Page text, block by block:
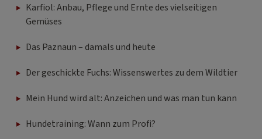
Karfiol: Anbau, Pflege und Ernte des vielseitigen
Gemüses
Das Paznaun – damals und heute
Der geschickte Fuchs: Wissenswertes zu dem Wildtier
Mein Hund wird alt: Anzeichen und was man tun kann
Hundetraining: Wann zum Profi?